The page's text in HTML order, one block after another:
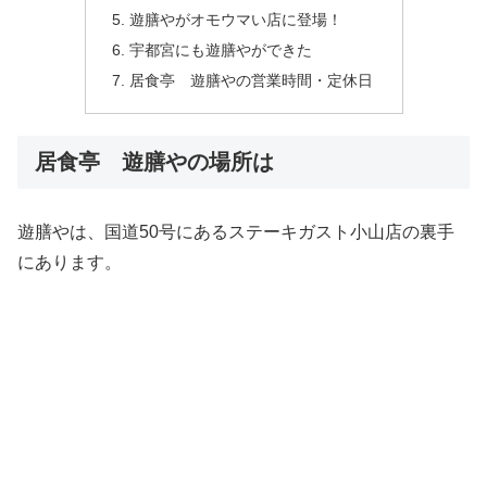
遊膳やがオモウマい店に登場！
宇都宮にも遊膳やができた
居食亭 遊膳やの営業時間・定休日
居食亭 遊膳やの場所は
遊膳やは、国道50号にあるステーキガスト小山店の裏手
にあります。